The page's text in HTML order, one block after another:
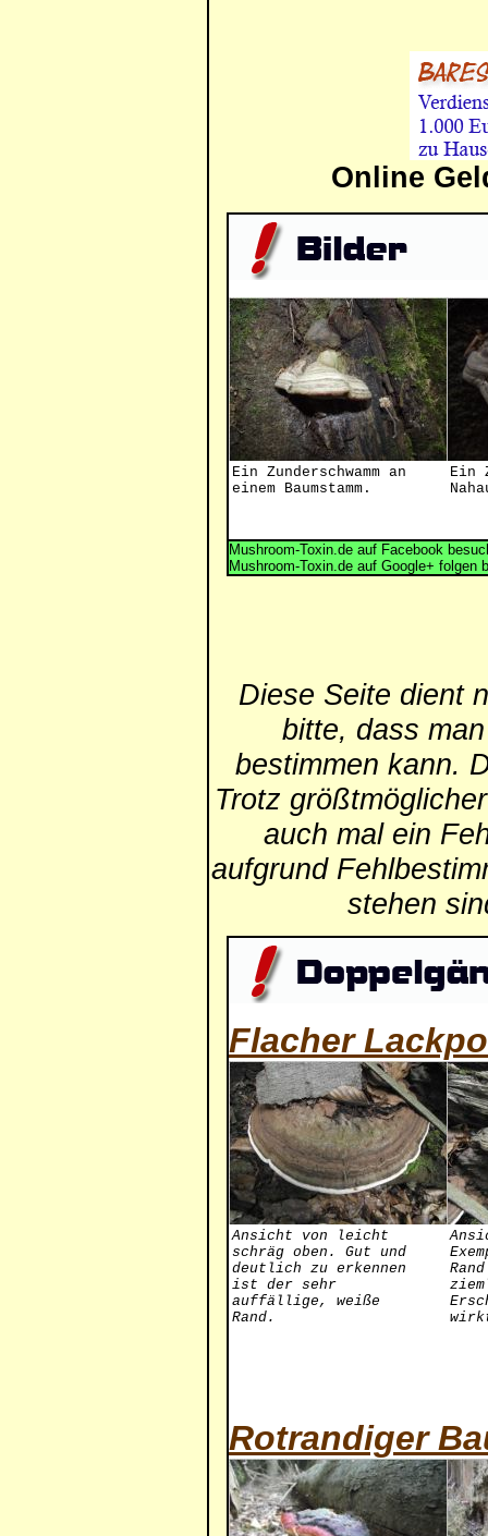
Online
Ein Zunderschwamm an
einem Baumstamm.
Ein
Mushroom-Toxin.de auf Facebook
Mushroom-Toxin.de auf Google+ folgen
Diese Seite dient
bitte, dass
bestimmen kann.
Trotz
auch mal ein
aufgrund
stehen
Flacher
Ansicht von leicht
schräg oben. Gut und
deutlich zu erkennen
ist der sehr
auffällige, weiße
Rand.
Rotrandiger